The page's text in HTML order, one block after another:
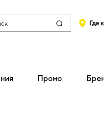
Где
Промо